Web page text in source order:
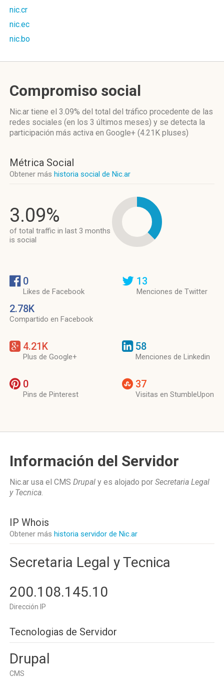
nic.cr
nic.ec
nic.bo
Compromiso social
Nic.ar tiene el 3.09% del total del tráfico procedente de las
redes sociales (en los 3 últimos meses) y se detecta la
participación más activa en Google+ (4.21K pluses)
Métrica Social
Obtener más historia social de Nic.ar
3.09%
of total traffic in last 3 months
is social
0
Likes de Facebook
2.78K
Compartido en Facebook
13
Menciones de Twitter
4.21K
Plus de Google+
58
Menciones de Linkedin
0
Pins de Pinterest
37
Visitas en StumbleUpon
Información del Servidor
Nic.ar usa el CMS Drupal y es alojado por Secretaria Legal
y Tecnica.
IP Whois
Obtener más historia servidor de Nic.ar
Secretaria Legal y Tecnica
200.108.145.10
Dirección IP
Tecnologias de Servidor
Drupal
CMS